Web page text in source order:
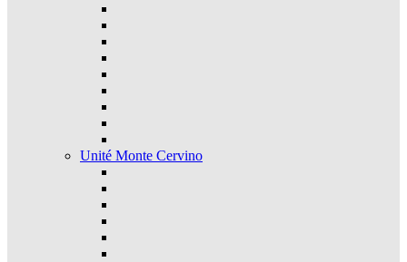
Unité Monte Cervino